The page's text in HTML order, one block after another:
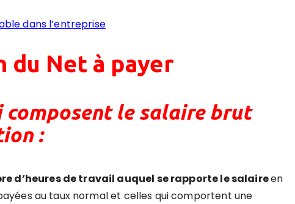
dans l’entreprise
du Net à payer
composent le salaire brut
:
d’heures de travail auquel se rapporte le salaireen
au taux normal et celles qui comportent une